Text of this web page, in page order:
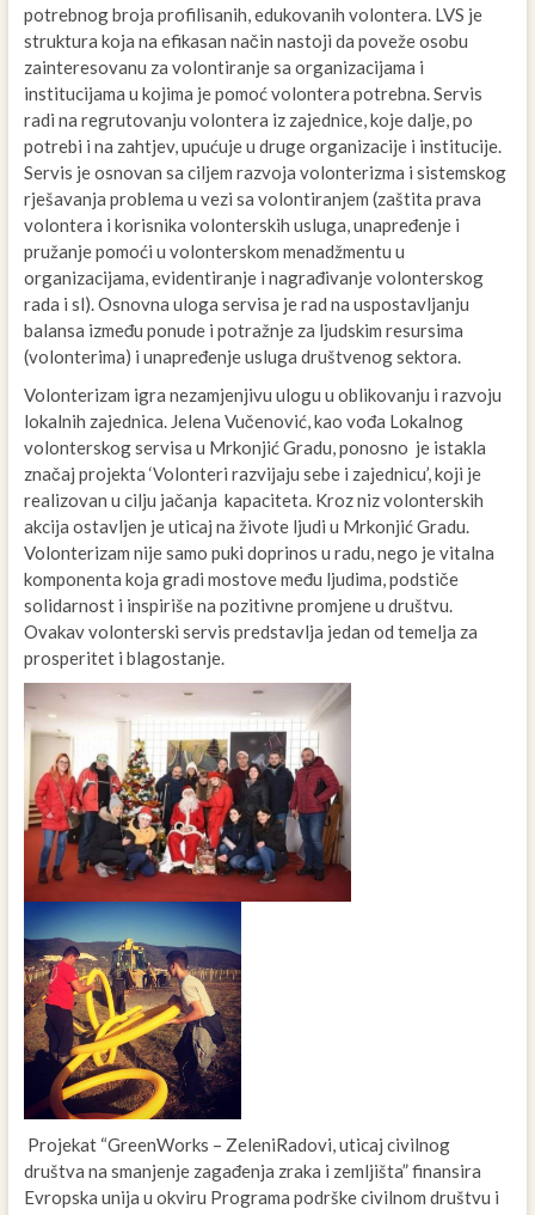
potrebnog broja profilisanih, edukovanih volontera. LVS je
struktura koja na efikasan način nastoji da poveže osobu
zainteresovanu za volontiranje sa organizacijama i
institucijama u kojima je pomoć volontera potrebna. Servis
radi na regrutovanju volontera iz zajednice, koje dalje, po
potrebi i na zahtjev, upućuje u druge organizacije i institucije.
Servis je osnovan sa ciljem razvoja volonterizma i sistemskog
rješavanja problema u vezi sa volontiranjem (zaštita prava
volontera i korisnika volonterskih usluga, unapređenje i
pružanje pomoći u volonterskom menadžmentu u
organizacijama, evidentiranje i nagrađivanje volonterskog
rada i sl). Osnovna uloga servisa je rad na uspostavljanju
balansa između ponude i potražnje za ljudskim resursima
(volonterima) i unapređenje usluga društvenog sektora.
Volonterizam igra nezamjenjivu ulogu u oblikovanju i razvoju
lokalnih zajednica. Jelena Vučenović, kao vođa Lokalnog
volonterskog servisa u Mrkonjić Gradu, ponosno je istakla
značaj projekta ‘Volonteri razvijaju sebe i zajednicu’, koji je
realizovan u cilju jačanja kapaciteta. Kroz niz volonterskih
akcija ostavljen je uticaj na živote ljudi u Mrkonjić Gradu.
Volonterizam nije samo puki doprinos u radu, nego je vitalna
komponenta koja gradi mostove među ljudima, podstiče
solidarnost i inspiriše na pozitivne promjene u društvu.
Ovakav volonterski servis predstavlja jedan od temelja za
prosperitet i blagostanje.
Projekat “GreenWorks – ZeleniRadovi, uticaj civilnog
društva na smanjenje zagađenja zraka i zemljišta” finansira
Evropska unija u okviru Programa podrške civilnom društvu i